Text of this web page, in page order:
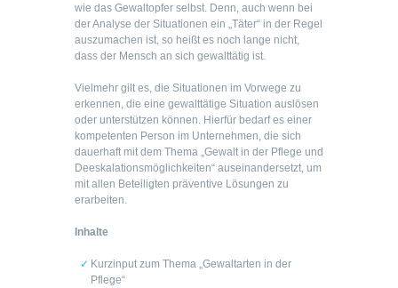
wie das Gewaltopfer selbst. Denn, auch wenn bei
der Analyse der Situationen ein „Täter“ in der Regel
auszumachen ist, so heißt es noch lange nicht,
dass der Mensch an sich gewalttätig ist.
Vielmehr gilt es, die Situationen im Vorwege zu
erkennen, die eine gewalttätige Situation auslösen
oder unterstützen können. Hierfür bedarf es einer
kompetenten Person im Unternehmen, die sich
dauerhaft mit dem Thema „Gewalt in der Pflege und
Deeskalationsmöglichkeiten“ auseinandersetzt, um
mit allen Beteiligten präventive Lösungen zu
erarbeiten.
Inhalte
Kurzinput zum Thema „Gewaltarten in der
Pflege“